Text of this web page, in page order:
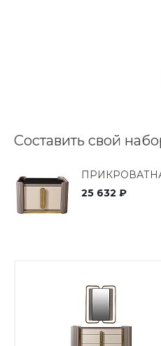
Составить свой
25 632 ₽